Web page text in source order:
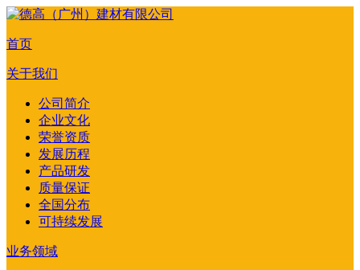
首页
关于我们
公司简介
企业文化
荣誉资质
发展历程
产品研发
质量保证
全国分布
可持续发展
业务领域